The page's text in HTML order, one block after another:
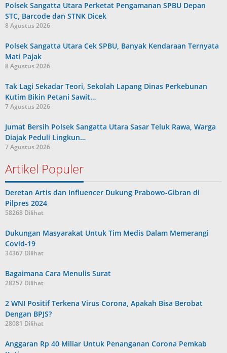
Polsek Sangatta Utara Perketat Pengamanan SPBU Depan
STC, Barcode dan STNK Dicek
8 Agustus 2026
Polsek Sangatta Utara Cek SPBU, Banyak Kendaraan Ternyata
Mati Pajak
8 Agustus 2026
Tak Lagi Sekadar Teori, Sekolah Lapang Dinas Perkebunan
Kutim Bikin Petani Sawit…
7 Agustus 2026
Jumat Bersih Polsek Sangatta Utara Sasar Teluk Rawa, Warga
Diajak Peduli Lingkun…
7 Agustus 2026
Artikel Populer
Deretan Artis dan Influencer Dukung Prabowo-Gibran di
Pilpres 2024
58268 Dilihat
Dukungan Masyarakat Untuk Tim Medis Dalam Memerangi
Covid-19
34367 Dilihat
Bagaimana Cara Menulis Surat
28257 Dilihat
2 WNI Positif Terkena Virus Corona, Apakah Bisa Berobat
Dengan BPJS?
28081 Dilihat
Anggaran Rp 40 Miliar Untuk Penanganan Corona Pemkab